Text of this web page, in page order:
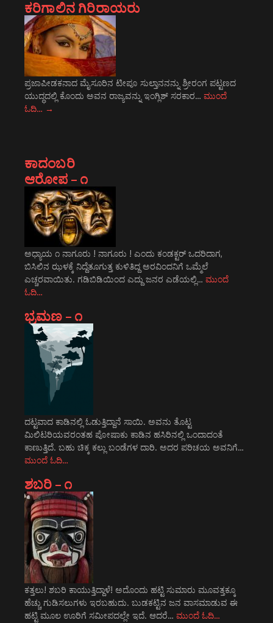
ಕರಿಗಾಲಿನ ಗಿರಿರಾಯರು
ಪ್ರಜಾಪೀಡಕನಾದ ಮೈಸೂರಿನ ಟೀಪೂ ಸುಲ್ತಾನನನ್ನು ಶ್ರೀರಂಗ ಪಟ್ಟಣದ
ಯುದ್ಧದಲ್ಲಿ ಕೊಂದು ಅವನ ರಾಜ್ಯವನ್ನು ಇಂಗ್ಲಿಶ್ ಸರಕಾರ… ಮುಂದೆ
ಓದಿ… →
ಕಾದಂಬರಿ
ಆರೋಪ – ೧
ಅಧ್ಯಾಯ ೧ ನಾಗೂರು ! ನಾಗೂರು ! ಎಂದು ಕಂಡಕ್ಟರ್ ಒದರಿದಾಗ,
ಬಿಸಿಲಿನ ಝಳಕ್ಕೆ ನಿದ್ದೆತೂಗುತ್ತ ಕುಳಿತಿದ್ದ ಅರವಿಂದನಿಗೆ ಒಮ್ಮೆಲೆ
ಎಚ್ಚರವಾಯಿತು. ಗಡಿಬಿಡಿಯಿಂದ ಎದ್ದು ಜನರ ಎಡೆಯಲ್ಲಿ… ಮುಂದೆ
ಓದಿ…
ಭ್ರಮಣ – ೧
ದಟ್ಟವಾದ ಕಾಡಿನಲ್ಲಿ ಓಡುತ್ತಿದ್ದಾನೆ ಸಾಯಿ. ಅವನು ತೊಟ್ಟ
ಮಿಲಿಟರಿಯವರಂತಹ ಪೋಷಾಕು ಕಾಡಿನ ಹಸಿರಿನಲ್ಲಿ ಒಂದಾದಂತೆ
ಕಾಣುತ್ತಿದೆ. ಬಹು ಚಿಕ್ಕ ಕಲ್ಲು ಬಂಡೆಗಳ ದಾರಿ. ಅದರ ಪರಿಚಯ ಅವನಿಗೆ…
ಮುಂದೆ ಓದಿ…
ಶಬರಿ – ೧
ಕತ್ತಲು! ಶಬರಿ ಕಾಯುತ್ತಿದ್ದಾಳೆ! ಅದೊಂದು ಹಟ್ಟಿ ಸುಮಾರು ಮೂವತ್ತಕ್ಕೂ
ಹೆಚ್ಚು ಗುಡಿಸಲುಗಳು ಇರಬಹುದು. ಬುಡಕಟ್ಟಿನ ಜನ ವಾಸಮಾಡುವ ಈ
ಹಟ್ಟಿ ಮೂಲ ಊರಿಗೆ ಸಮೀಪದಲ್ಲೇ ಇದೆ. ಆದರೆ… ಮುಂದೆ ಓದಿ…